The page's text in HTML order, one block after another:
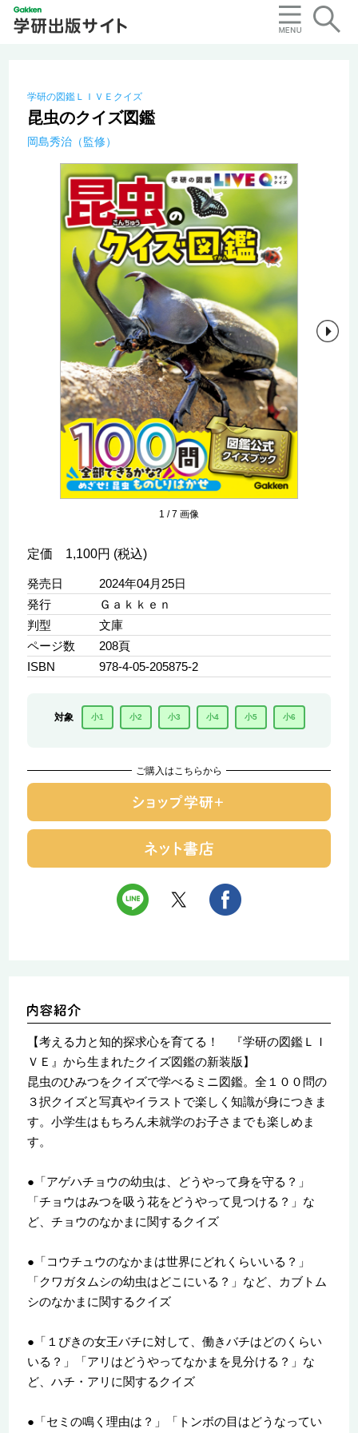
学研の図鑑ＬＩＶＥクイズ
昆虫のクイズ図鑑
岡島秀治（監修）
1 /7 画像
定価 1,100円 (税込)
発売日
2024年04月25日
発行
Ｇａｋｋｅｎ
判型
文庫
ページ数
208頁
ISBN
978-4-05-205875-2
対象 小1 小2 小3 小4 小5 小6
ご購入はこちらから
【考える力と知的探求心を育てる！ 『学研の図鑑ＬＩ
ＶＥ』から生まれたクイズ図鑑の新装版】
昆虫のひみつをクイズで学べるミニ図鑑。全１００問の
３択クイズと写真やイラストで楽しく知識が身につきま
す。小学生はもちろん未就学のお子さまでも楽しめま
す。
●「アゲハチョウの幼虫は、どうやって身を守る？」
「チョウはみつを吸う花をどうやって見つける？」な
ど、チョウのなかまに関するクイズ
●「コウチュウのなかまは世界にどれくらいいる？」
「クワガタムシの幼虫はどこにいる？」など、カブトム
シのなかまに関するクイズ
●「１ぴきの女王バチに対して、働きバチはどのくらい
いる？」「アリはどうやってなかまを見分ける？」な
ど、ハチ・アリに関するクイズ
●「セミの鳴く理由は？」「トンボの目はどうなってい